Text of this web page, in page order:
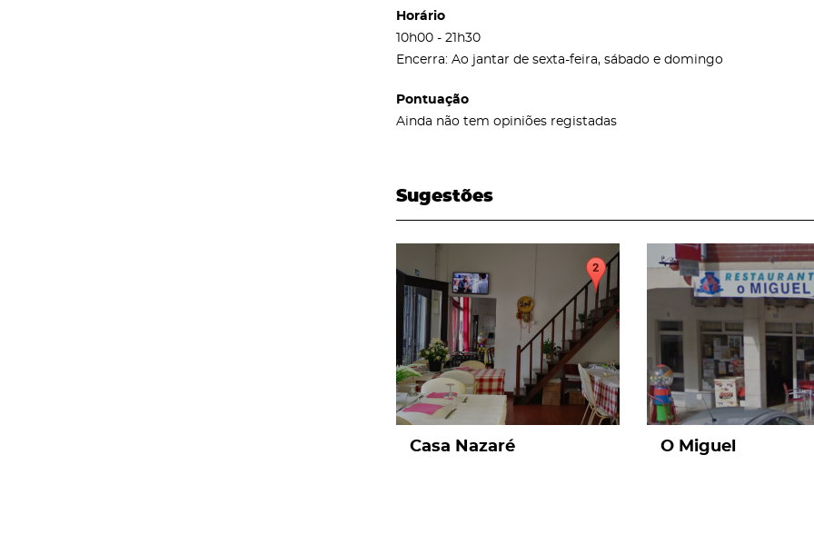
Horário
10h00 - 21h30
Encerra: Ao jantar de sexta-feira, sábado e domingo
Pontuação
Ainda não tem opiniões registadas
Sugestões
Casa Nazaré
page
O Miguel